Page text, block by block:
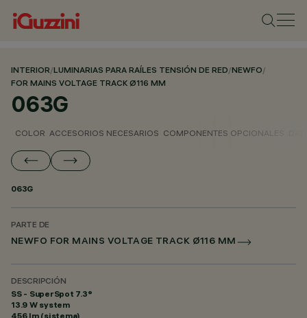
INTERIOR/LUMINARIAS PARA RAÍLES TENSIÓN DE RED/NEWFO/
FOR MAINS VOLTAGE TRACK Ø116 MM
063G
COLOR ACCESORIOS NECESARIOS COMPONENTES OPCIONALES
063G
PARTE DE
NEWFO FOR MAINS VOLTAGE TRACK Ø116 MM
DESCRIPCIÓN
SS - SuperSpot 7.3°
13.9 W system
456 lm (sistema)